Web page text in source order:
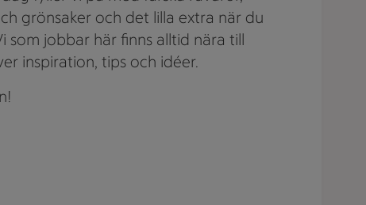
grönsaker och det lilla extra när du
som jobbar här finns alltid nära till
inspiration, tips och idéer.